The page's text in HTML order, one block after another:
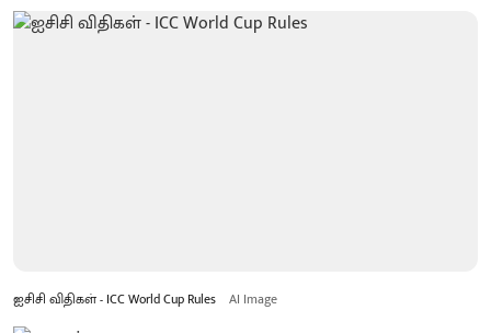
ஐசிசி விதிகள் - ICC World Cup Rules AI Image